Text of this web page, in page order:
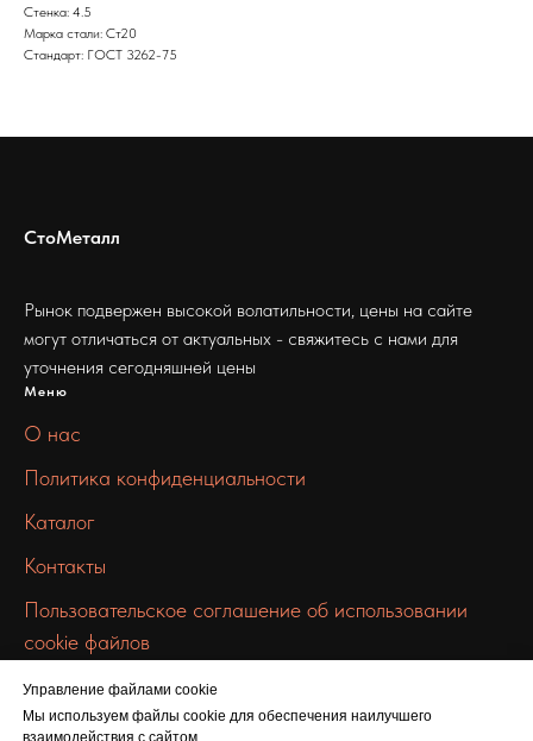
Управление файлами cookie
Мы используем файлы cookie для обеспечения наилучшего
Стенка: 4.5
Марка стали: Ст20
Стандарт: ГОСТ 3262-75
СтоМеталл
Рынок подвержен высокой волатильности, цены на сайте
могут отличаться от актуальных - свяжитесь с нами для
уточнения сегодняшней цены
Меню
О нас
Политика конфиденциальности
Каталог
Контакты
Пользовательское соглашение об использовании
cookie файлов
info@100metall.ru